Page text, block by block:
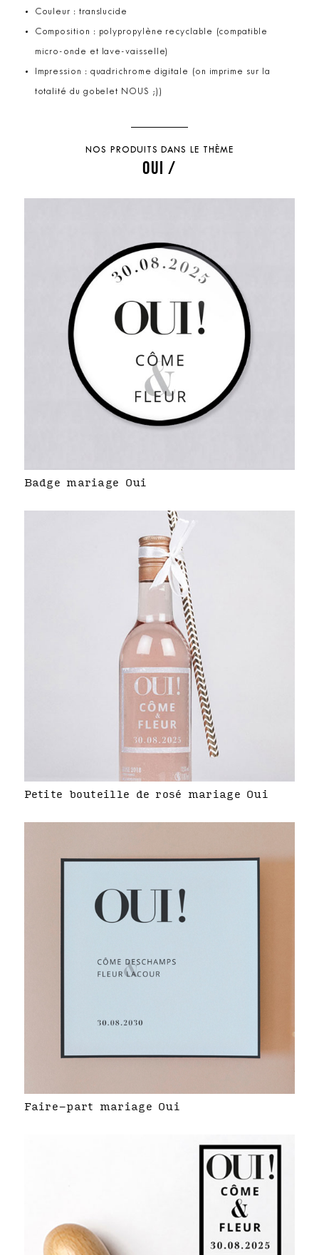
Couleur : translucide
Composition : polypropylène recyclable (compatible
micro-onde et lave-vaisselle)
Impression : quadrichrome digitale (on imprime sur la
totalité du gobelet NOUS ;))
NOS PRODUITS DANS LE THÈME
OUI /
Badge mariage Oui
Petite bouteille de rosé mariage Oui
Faire-part mariage Oui